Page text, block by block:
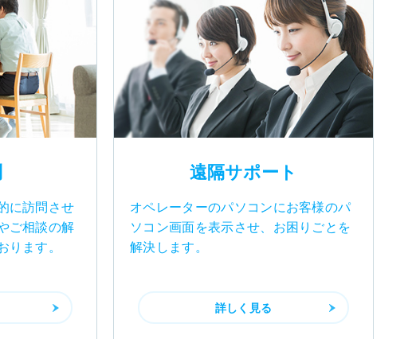
に訪問させ
ご相談の解
ます。
遠隔サポート
オペレーターのパソコンにお客様のパ
ソコン画面を表示させ、お困りごとを
解決します。
詳しく見る